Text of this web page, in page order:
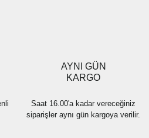
AYNI GÜN
KARGO
Saat 16.00'a kadar vereceğiniz
siparişler aynı gün kargoya verilir.